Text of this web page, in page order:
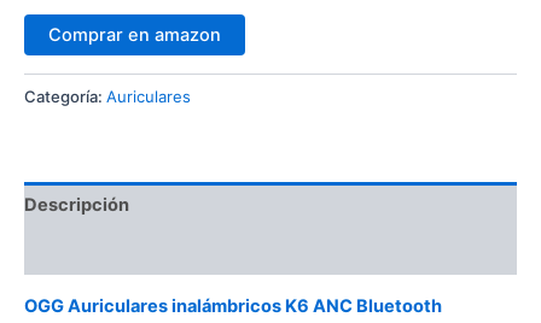
Comprar en amazon
Categoría: Auriculares
Descripción
OGG Auriculares inalámbricos K6 ANC Bluetooth